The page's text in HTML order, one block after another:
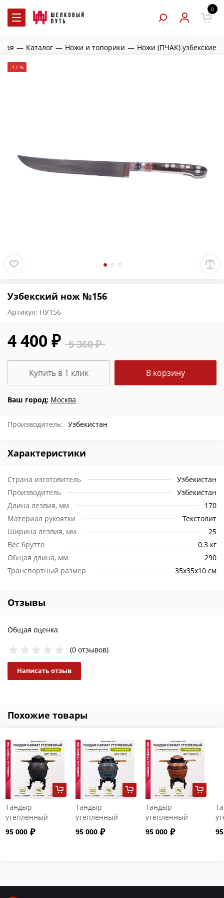
0
— Каталог — Ножи и топорики — Ножи (ПЧАК) узбекские
-17 %
Узбекский нож №156
Артикул: НУ156
5 360 ₽
4 400 ₽
Ваш город: Москва
В корзину
Купить в 1 клик
Производитель: Узбекистан
Характеристики
Страна изготовитель
Узбекистан
Производитель
Узбекистан
Длина лезвия, мм
170
Материал рукоятки
Текстолит
Ширина лезвия, мм
25
Вес брутто
0.3 кг
Общая длина, мм
290
Транспортный размер
35х35х10 см
Отзывы
Общая оценка
(0 отзывов)
Написать отзыв
Похожие товары
Тандыр
утепленный
"Сармат" с
откидной
95 000
Тандыр
утепленный
"Сармат" с
откидной
95 000
Тандыр
утепленный
"Сармат" с
откидной
95 000